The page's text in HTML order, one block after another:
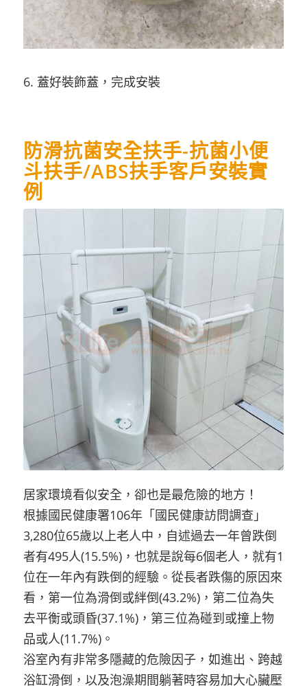
6. 蓋好裝飾蓋，完成安裝
防滑抗菌安全扶手-抗菌小便
斗扶手/ABS扶手客戶安裝實
例
居家環境看似安全，卻也是最危險的地方！
根據國民健康署106年「國民健康訪問調查」
3,280位65歲以上老人中，自述過去一年曾跌倒
者有495人(15.5%)，也就是說每6個老人，就有1
位在一年內有跌倒的經驗。從長者跌傷的原因來
看，第一位為滑倒或絆倒(43.2%)，第二位為失
去平衡或頭昏(37.1%)，第三位為碰到或撞上物
品或人(11.7%)。
浴室內有非常多隱藏的危險因子，如進出、跨越
浴缸滑倒，以及泡澡期間躺著時容易加大心臟壓